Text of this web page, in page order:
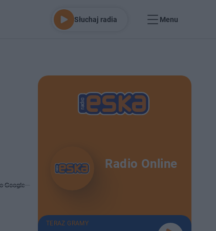
Słuchaj radia Menu
Google
Radio Online
TERAZ GRAMY